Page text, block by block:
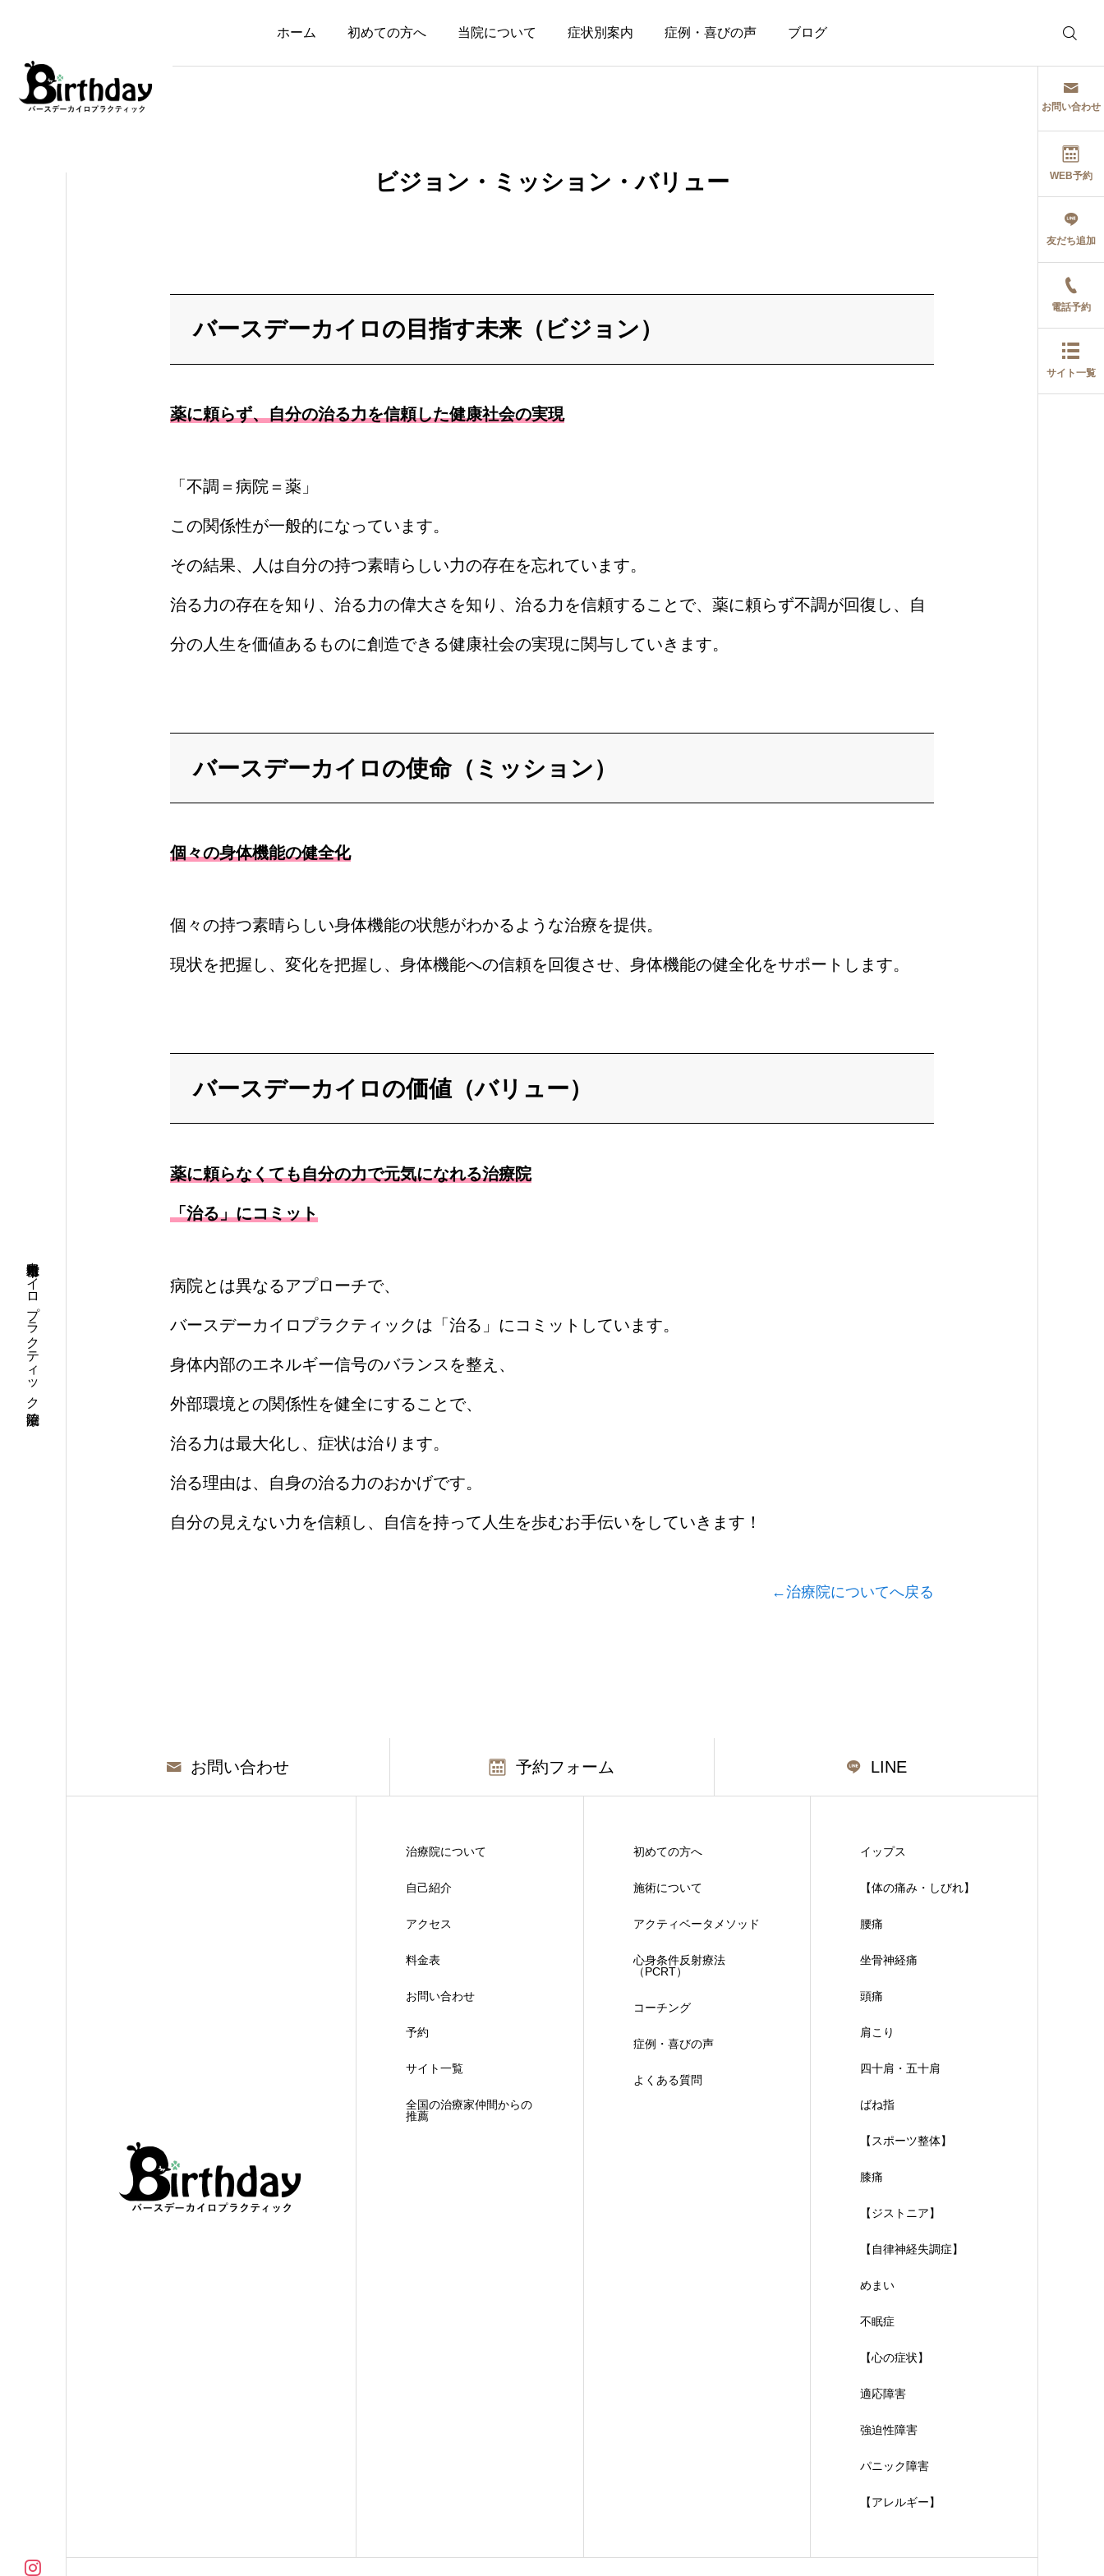
ホーム 初めての方へ 当院について 症状別案内 症例・喜びの声 ブログ
イップス・ジストニア 症例・喜びの声
症状の本質的原因に対
するバースデーカイロ
栃木県佐野市カイロプラクティック治療院
お問い合わせ
WEB予約
友だち追加
電話予約
サイト一覧
ビジョン・ミッション・バリュー
バースデーカイロの目指す未来（ビジョン）
薬に頼らず、自分の治る力を信頼した健康社会の実現
「不調＝病院＝薬」
この関係性が一般的になっています。
その結果、人は自分の持つ素晴らしい力の存在を忘れています。
治る力の存在を知り、治る力の偉大さを知り、治る力を信頼することで、薬に頼らず不調が回復し、自
分の人生を価値あるものに創造できる健康社会の実現に関与していきます。
バースデーカイロの使命（ミッション）
個々の身体機能の健全化
個々の持つ素晴らしい身体機能の状態がわかるような治療を提供。
現状を把握し、変化を把握し、身体機能への信頼を回復させ、身体機能の健全化をサポートします。
バースデーカイロの価値（バリュー）
薬に頼らなくても自分の力で元気になれる治療院
「治る」にコミット
病院とは異なるアプローチで、
バースデーカイロプラクティックは「治る」にコミットしています。
身体内部のエネルギー信号のバランスを整え、
外部環境との関係性を健全にすることで、
治る力は最大化し、症状は治ります。
治る理由は、自身の治る力のおかげです。
自分の見えない力を信頼し、自信を持って人生を歩むお手伝いをしていきます！
←治療院についてへ戻る
お問い合わせ 予約フォーム LINE
治療院について
自己紹介
アクセス
料金表
お問い合わせ
予約
サイト一覧
全国の治療家仲間からの
推薦
初めての方へ
施術について
アクティベータメソッド
心身条件反射療法
（PCRT）
コーチング
症例・喜びの声
よくある質問
イップス
【体の痛み・しびれ】
腰痛
坐骨神経痛
頭痛
肩こり
四十肩・五十肩
ばね指
【スポーツ整体】
膝痛
【ジストニア】
【自律神経失調症】
めまい
不眠症
【心の症状】
適応障害
強迫性障害
パニック障害
【アレルギー】